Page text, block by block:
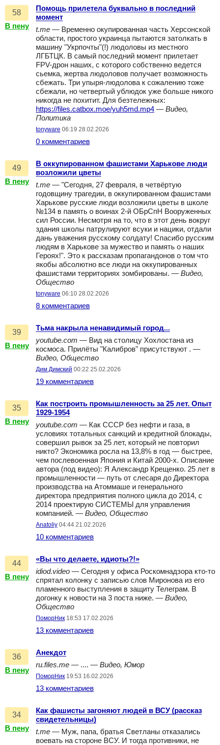
58
В пену
Помощь прилетела буквально в последний
момент
t.me — Временно окупированная часть Херсонской
области, простого украинца пытаются затолкать в
машину "Укрпочты"(!) людоловы из местного
ЛГБТЦК. В самый последний момент прилетает
FPV-дрон наших, с которого собственно ведется
сьемка, жертва людоловов получает возможность
сбежать. Три упыря-людолова к сожалению тоже
сбежали, но четвертый ублюдок уже больше никого
никогда не похитит. Для безтележных:
https://files.catbox.moe/yuh5md.mp4 — Видео,
Политика
tonyware 06:19 28.02.2026
0 комментариев
49
В пену
В оккупированном фашистами Харькове люди
возложили цветы
t.me — "Сегодня, 27 февраля, в четвёртую
годовщину трагедии, в оккупированном фашистами
Харькове русские люди возложили цветы в школе
№134 в память о воинах 2-й ОБрСпН Вооруженных
сил России. Несмотря на то, что в этот день вокруг
здания школы патрулируют всуки и нацики, отдали
дань уважения русскому солдату! Спасибо русским
людям в Харькове за мужество и память о наших
Героях!". Это к рассказам пропагандонов о том что
якобы абсолютно все люди на оккупированных
фашистами территориях зомбированы. — Видео,
Общество
tonyware 06:10 28.02.2026
8 комментариев
39
В пену
Тьма накрыла ненавидимый город...
youtube.com — Вид на столицу Хохлостана из
космоса. Прилёты "Калибров" присутствуют . —
Видео, Общество
Дим Димский 00:22 25.02.2026
19 комментариев
35
В пену
Как построить промышленность за 25 лет. Опыт
1929-1954
youtube.com — Как СССР без нефти и газа, в
условиях тотальных санкций и кредитной блокады,
совершил рывок за 25 лет, который не повторил
никто? Экономика росла на 13,8% в год — быстрее,
чем послевоенная Япония и Китай 2000-х. Описание
автора (под видео): Я Александр Крещенко. 25 лет в
промышленности — путь от слесаря до Директора
производства на Атоммаше и генерального
директора предприятия полного цикла до 2014, с
2014 проектирую СИСТЕМЫ для управления
компанией. — Видео, Общество
Anatoliy 04:44 21.02.2026
10 комментариев
44
В пену
«Вы что делаете, идиоты?!»
idiod.video — Сегодня у офиса Роскомнадзора кто-то
спрятал колонку с записью слов Миронова из его
пламенного выступления в защиту Телеграм. В
догонку к новости на 3 поста ниже. — Видео,
Общество
ПоморНик 18:53 17.02.2026
13 комментариев
36
В пену
Анекдот
ru.files.me — .... — Видео, Юмор
ПоморНик 19:53 16.02.2026
13 комментариев
34
В пену
Как фашисты загоняют людей в ВСУ (рассказ
свидетельницы)
t.me — Муж, папа, братья Светланы отказались
воевать на стороне ВСУ. И тогда противники, не